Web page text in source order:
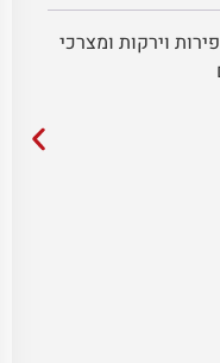
וירקות ומצרכי